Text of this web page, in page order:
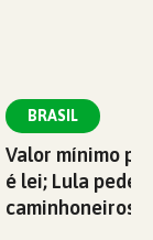
BRASIL
Valor mínimo
é lei; Lula pede
caminhoneiros